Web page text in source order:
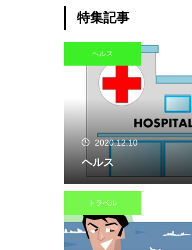
特集記事
ヘルス
2020.12.10
ヘルス
トラベル